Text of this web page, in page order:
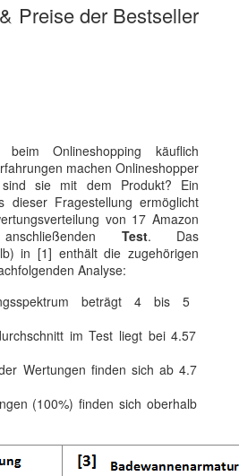
Preise der Bestseller
beim Onlineshopping käuflich
machen Onlineshopper
sie mit dem Produkt? Ein
dieser Fragestellung ermöglicht
von 17 Amazon
Test. Das
in [1] enthält die zugehörigen
Analyse:
beträgt 4 bis 5
im Test liegt bei 4.57
Wertungen finden sich ab 4.7
(100%) finden sich oberhalb